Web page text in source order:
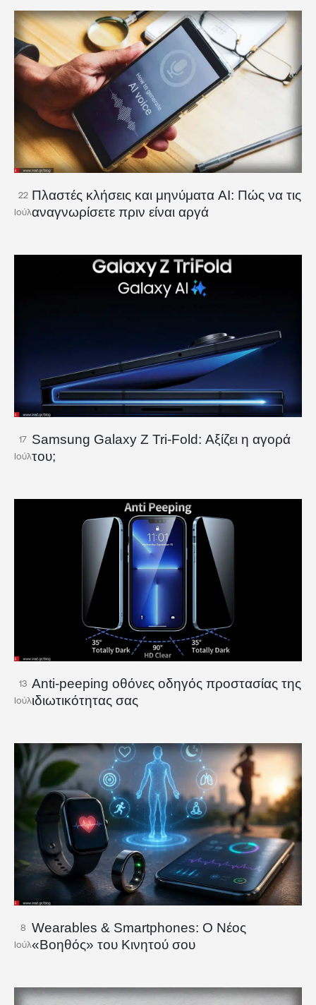
22
Ιούλ
Πλαστές κλήσεις και μηνύματα AI: Πώς να τις
αναγνωρίσετε πριν είναι αργά
17
Ιούλ
Samsung Galaxy Z Tri-Fold: Αξίζει η αγορά
του;
13
Ιούλ
Anti-peeping οθόνες οδηγός προστασίας της
ιδιωτικότητας σας
8
Ιούλ
Wearables & Smartphones: Ο Νέος
«Βοηθός» του Κινητού σου